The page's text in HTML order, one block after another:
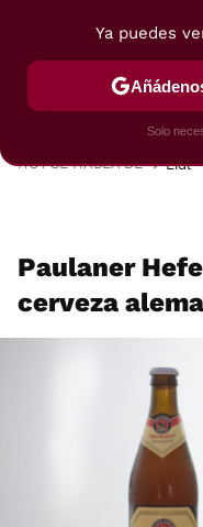
POSTRES VIAJES
HOY SE HABLA DE Lidl
Paulaner
cerveza
Ya puedes
Solo